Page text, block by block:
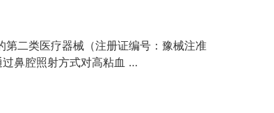
二类医疗器械（注册证编号：豫械注准
鼻腔照射方式对高粘血 …